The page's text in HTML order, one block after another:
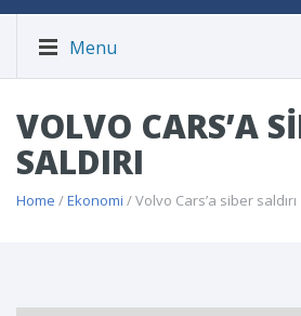
Menu
VOLVO CARS’A
SALDIRI
Home /Ekonomi / Volvo Cars’a siber saldırı